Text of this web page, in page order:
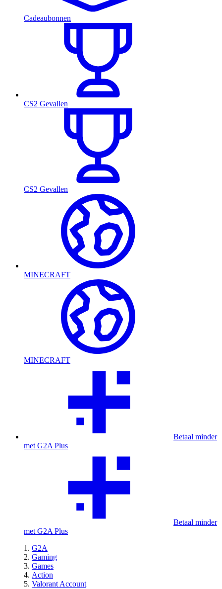
Cadeaubonnen
CS2 Gevallen
CS2 Gevallen
MINECRAFT
MINECRAFT
Betaal minder
met G2A Plus
Betaal minder
met G2A Plus
G2A
Gaming
Games
Action
Valorant Account